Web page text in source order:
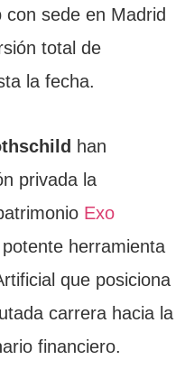
sede en Madrid
total de
la fecha.
han
privada la
Exo
herramienta
que posiciona
carrera hacia la
financiero.